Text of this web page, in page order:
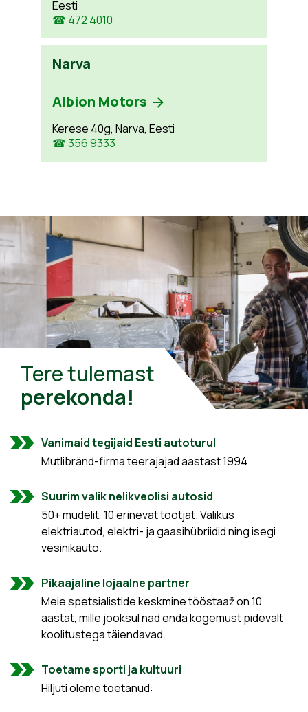
Eesti
☎ 472 4010
Narva
Albion Motors
Kerese 40g, Narva, Eesti
☎ 356 9333
Tere tulemast
perekonda!
Vanimaid tegijaid Eesti autoturul
Mutlibränd-firma teerajajad aastast 1994
Suurim valik nelikveolisi autosid
50+ mudelit, 10 erinevat tootjat. Valikus
elektriautod, elektri- ja gaasihübriidid ning isegi
vesinikauto.
Pikaajaline lojaalne partner
Meie spetsialistide keskmine tööstaaž on 10
aastat, mille jooksul nad enda kogemust pidevalt
koolitustega täiendavad.
Toetame sporti ja kultuuri
Hiljuti oleme toetanud: